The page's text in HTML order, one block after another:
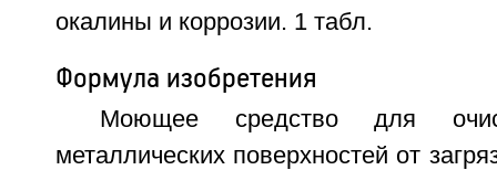
окалины и коррозии. 1 табл.
Формула изобретения
Моющее средство для
металлических поверхностей от